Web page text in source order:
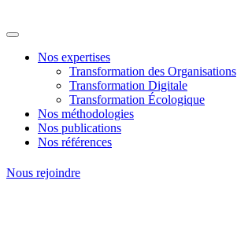
Nos expertises
Transformation des Organisations
Transformation Digitale
Transformation Écologique
Nos méthodologies
Nos publications
Nos références
Nous rejoindre